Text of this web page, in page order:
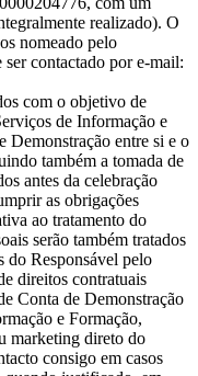
realizado). O
nomeado pelo
contactado por e-mail:
com o objetivo de
de Informação e
Demonstração entre si e o
também a tomada de
antes da celebração
as obrigações
ao tratamento do
serão também tratados
do Responsável pelo
direitos contratuais
Conta de Demonstração
e Formação,
marketing direto do
consigo em casos